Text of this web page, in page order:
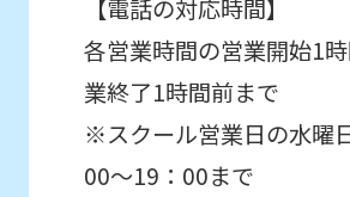
【電話の対応時間】
各営業時間の営業開始1
業終了1時間前まで
※スクール営業日の水曜
00～19：00まで